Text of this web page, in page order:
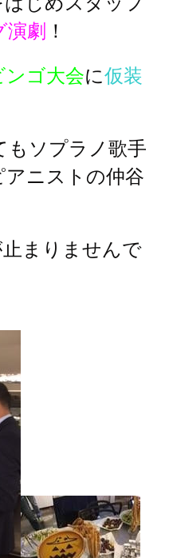
劇 ！
ンゴ大会に仮装
もソプラノ歌手
ニストの仲谷
まりませんで